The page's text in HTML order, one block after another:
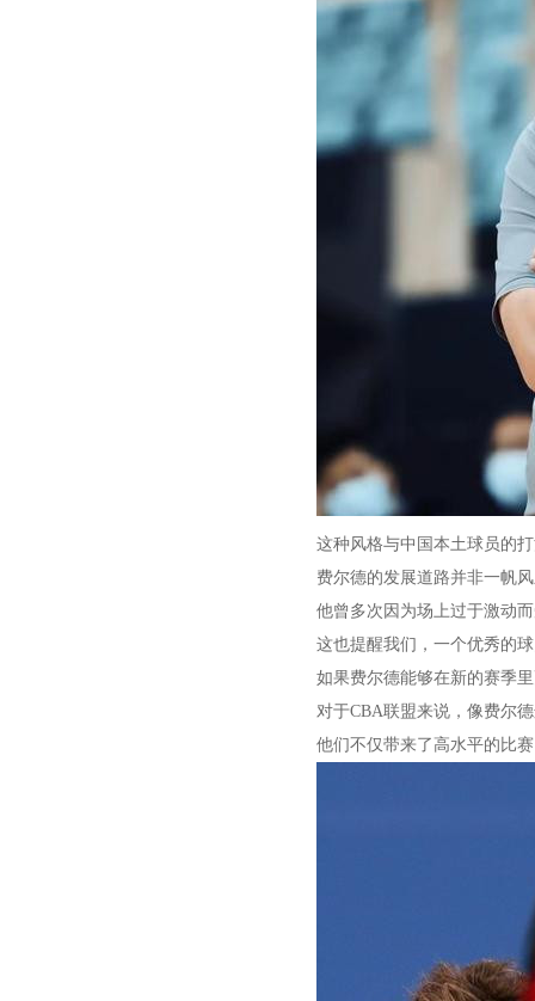
这种风格与中国本土球员的
费尔德的发展道路并非一帆
他曾多次因为场上过于激动
这也提醒我们，一个优秀的
如果费尔德能够在新的赛季
对于CBA联盟来说，像费尔
他们不仅带来了高水平的比